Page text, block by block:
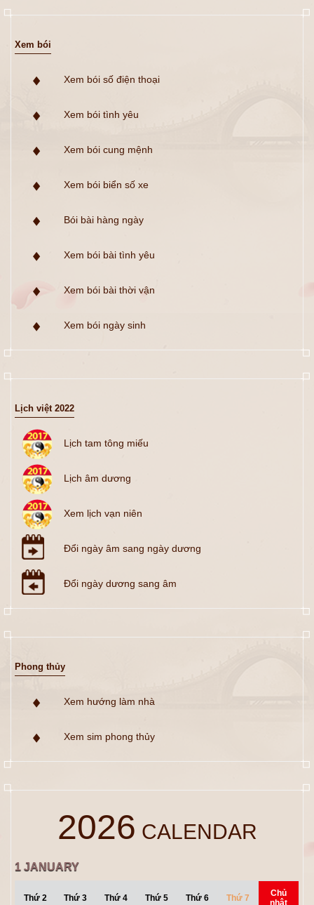
Xem bói
Xem bói số điện thoại
Xem bói tình yêu
Xem bói cung mệnh
Xem bói biển số xe
Bói bài hàng ngày
Xem bói bài tình yêu
Xem bói bài thời vận
Xem bói ngày sinh
Lịch việt 2022
Lịch tam tông miếu
Lịch âm dương
Xem lịch vạn niên
Đổi ngày âm sang ngày dương
Đổi ngày dương sang âm
Phong thủy
Xem hướng làm nhà
Xem sim phong thủy
2026 CALENDAR
1 JANUARY
Thứ 2 Thứ 3 Thứ 4 Thứ 5 Thứ 6 Thứ 7
Chủ
nhật